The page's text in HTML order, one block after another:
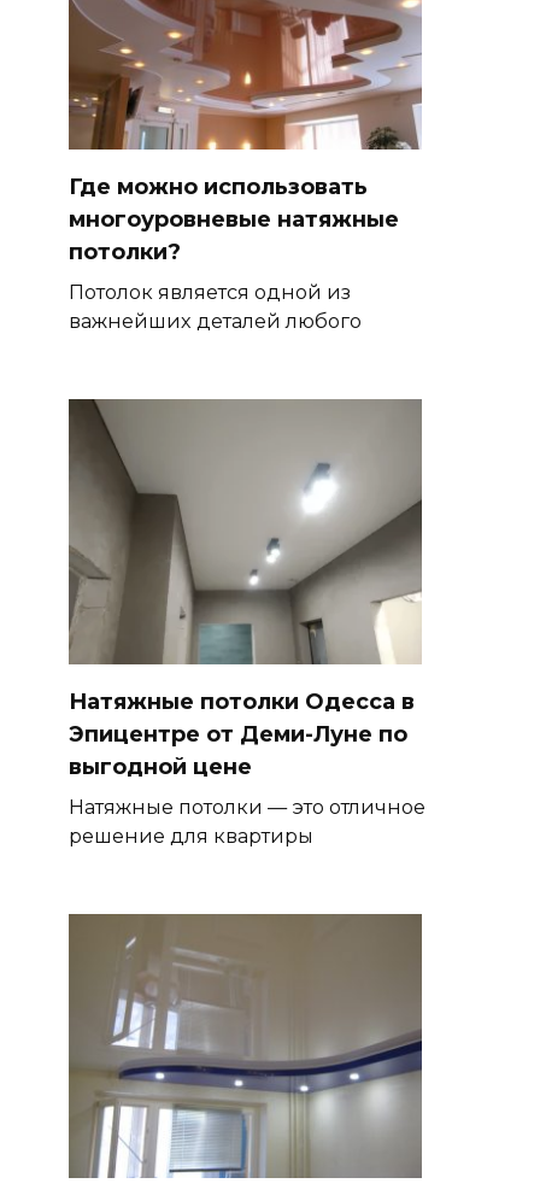
Где можно использовать
многоуровневые натяжные
потолки?
Потолок является одной из
важнейших деталей любого
Натяжные потолки Одесса в
Эпицентре от Деми-Луне по
выгодной цене
Натяжные потолки — это отличное
решение для квартиры